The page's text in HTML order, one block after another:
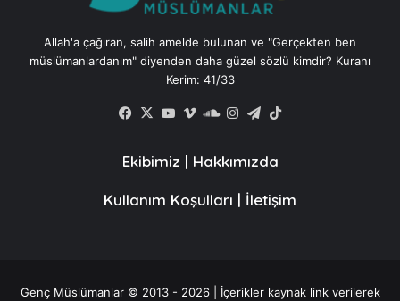
Allah'a çağıran, salih amelde bulunan ve "Gerçekten ben
müslümanlardanım" diyenden daha güzel sözlü kimdir? Kuranı
Kerim: 41/33
Facebook
X YouTube
VimeoSoundCloud
Instagram
Telegram
Ekibimiz | Hakkımızda
Kullanım Koşulları | İletişim
Genç Müslümanlar © 2013 - 2026 | İçerikler kaynak link verilerek